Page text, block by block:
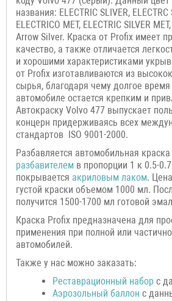
названия: ELECTRIC SLIVER, ELECTRC
ELECTRICO MET, ELECTRIC SILVER
Arrow Silver. Краска от Profix имеет
качество, а также отличается
и хорошими характеристиками
от Profix изготавливаются из
сырья, благодаря чему долгое
автомобиле остается крепким и
Автокраску Volvo 477 выпускает
концерн придерживаясь всех
стандартов ISO 9001-2000.
Разбавляется автомобильная
разбавителем в пропорции 1 к 0.5-
покрывается акриловым лаком.
густой краски объемом 1000 мл.
получится 1500-1700 мл готовой
Краска Profix предназначена для
применения при полной или
автомобилей.
Также у нас можно заказать:
Реставрационный набор с
Аэрозольный баллон с